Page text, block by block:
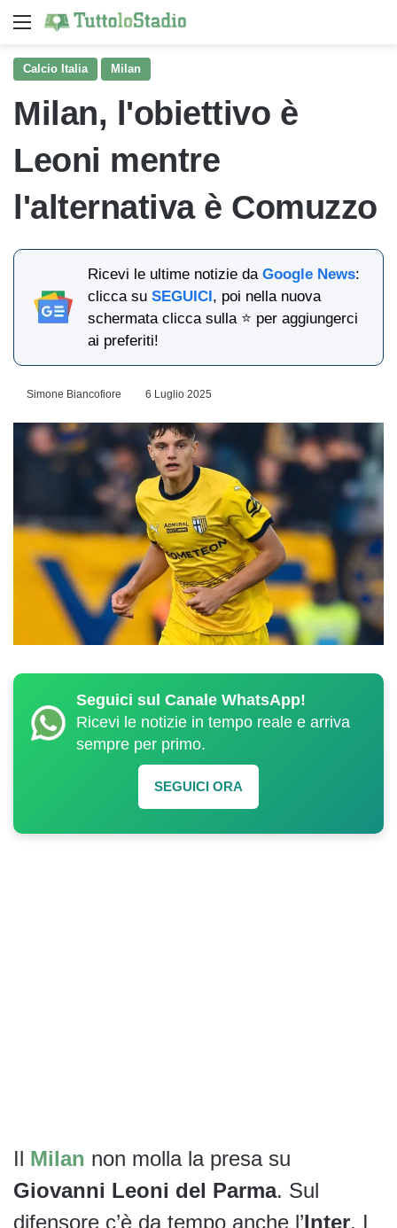
Menu
Calcio Italia Milan
Milan, l'obiettivo è
Leoni mentre
l'alternativa è Comuzzo
Ricevi le ultime notizie daGoogle News:
clicca suSEGUICI, poi nella nuova
schermata clicca sulla ⭐ per aggiungerci
ai preferiti!
Simone Biancofiore 6 Luglio 2025
Seguici sul Canale WhatsApp!
Ricevi le notizie in tempo reale e arriva
sempre per primo.
SEGUICI ORA
Il Milan non molla la presa su
Giovanni Leoni del Parma. Sul
difensore c’è da tempo anche l’Inter. I